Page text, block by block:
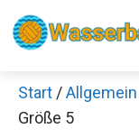
Zum
Inhalt
Start /Allgemein
Größe 5